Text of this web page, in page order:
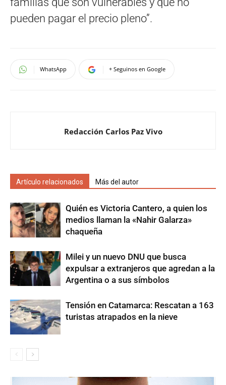
pueden pagar el precio pleno”.
WhatsApp + Seguinos en Google
Redacción Carlos Paz Vivo
Artículo relacionados Más del autor
Quién es Victoria Cantero, a quien los
medios llaman la «Nahir Galarza»
chaqueña
Milei y un nuevo DNU que busca
expulsar a extranjeros que agredan a la
Argentina o a sus símbolos
Tensión en Catamarca: Rescatan a 163
turistas atrapados en la nieve